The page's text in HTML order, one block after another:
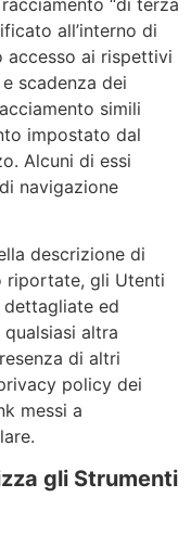
all’interno di
accesso ai rispettivi
scadenza dei
simili
impostato dal
Alcuni di essi
navigazione
descrizione di
riportate, gli Utenti
ed
altra
di altri
policy dei
messi a
gli Strumenti